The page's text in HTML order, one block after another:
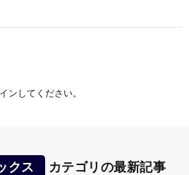
ン してください。
クス カテゴリの最新記事